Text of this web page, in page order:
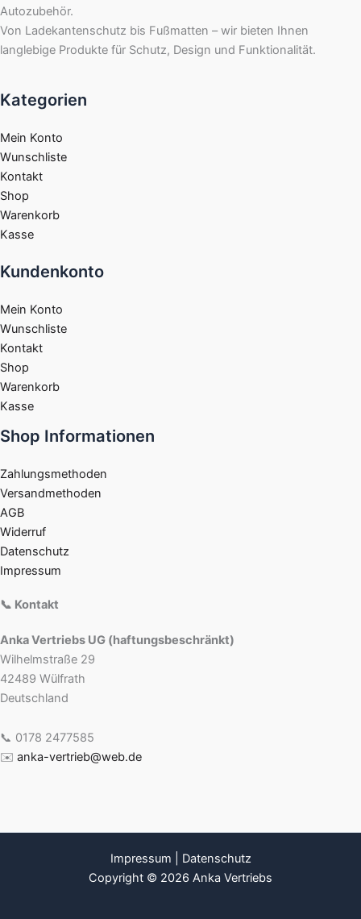
Autozubehör.
Von Ladekantenschutz bis Fußmatten – wir bieten Ihnen
langlebige Produkte für Schutz, Design und Funktionalität.
Kategorien
Mein Konto
Wunschliste
Kontakt
Shop
Warenkorb
Kasse
Kundenkonto
Mein Konto
Wunschliste
Kontakt
Shop
Warenkorb
Kasse
Shop Informationen
Zahlungsmethoden
Versandmethoden
AGB
Widerruf
Datenschutz
Impressum
📞 Kontakt
Anka Vertriebs UG (haftungsbeschränkt)
Wilhelmstraße 29
42489 Wülfrath
Deutschland
📞 0178 2477585
✉️ anka-vertrieb@web.de
Impressum
Datenschutz
Copyright © 2026 Anka Vertriebs